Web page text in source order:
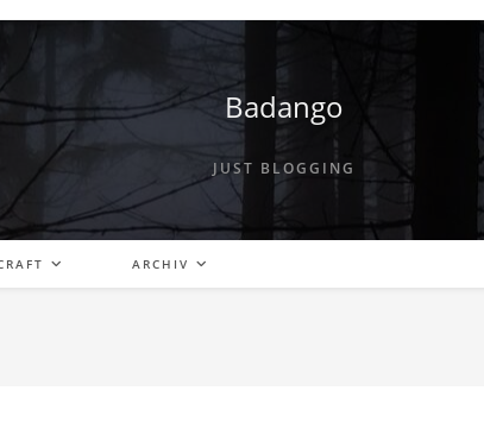
Badango
JUST BLOGGING
ARCHIV